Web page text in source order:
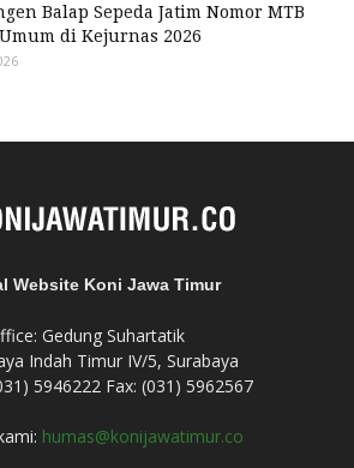
Balap Sepeda Jatim Nomor MTB
di Kejurnas 2026
Website Koni Jawa Timur
Gedung Suhartatik
Indah Timur IV/5, Surabaya
5946222 Fax: (031) 5962567
humas@konijawatimur.co